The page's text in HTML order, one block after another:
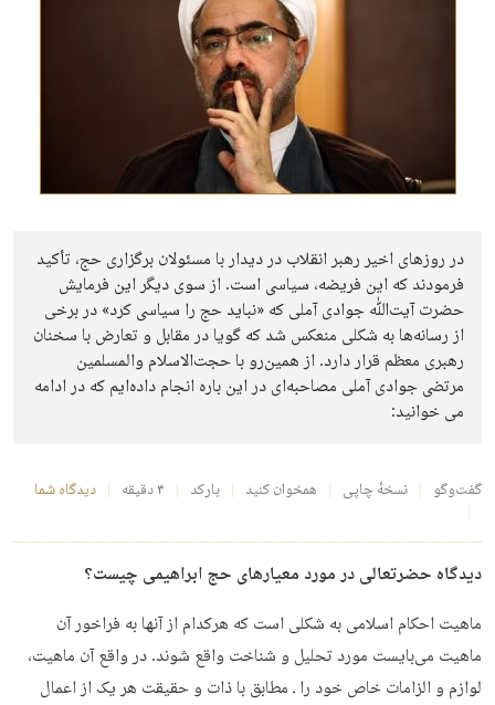
در روزهای اخیر رهبر انقلاب در دیدار با مسئولان برگزاری حج، تأکید
فرمودند که این فریضه، سیاسی است. از سوی دیگر این فرمایش
حضرت آیت‌ﷲ جوادی آملی که «نباید حج را سیاسی کرد» در برخی
از رسانه‌ها به شکلی منعکس شد که گویا در مقابل و تعارض با سخنان
رهبری معظم قرار دارد. از همین‌رو با حجت‌الاسلام والمسلمین
مرتضی جوادی آملی مصاحبه‌ای در این باره انجام داده‌ایم که در ادامه
می خوانید:
گفت‌وگو نسخهٔ چاپی همخوان کنید بارکد ۴ دقیقه دیدگاه شما
دیدگاه حضرتعالی در مورد معیارهای حج ابراهیمی چیست؟
ماهیت احکام اسلامی به‌ شکلی است که هرکدام از آنها به فراخور آن
ماهیت می‌بایست مورد تحلیل و شناخت واقع شوند. در واقع آن ماهیت،
لوازم و الزامات خاص خود را ـ مطابق با ذات و حقیقت هر یک از اعمال